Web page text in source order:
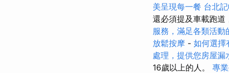
美呈現每一餐 台北
還必須提及車載跑道
服務，滿足各類活動
放鬆按摩 - 如何選擇
處理，提供您房屋漏
16歲以上的人。 專